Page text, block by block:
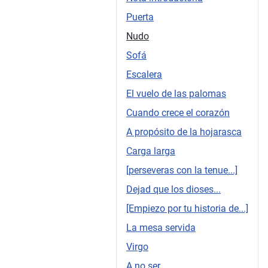
Puerta
Nudo
Sofá
Escalera
El vuelo de las palomas
Cuando crece el corazón
A propósito de la hojarasca
Carga larga
[perseveras con la tenue...]
Dejad que los dioses...
[Empiezo por tu historia de...]
La mesa servida
Virgo